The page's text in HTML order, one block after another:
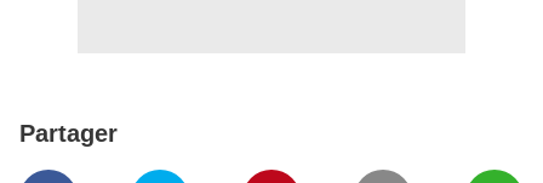
Partager